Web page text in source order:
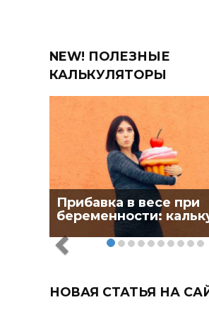
NEW! ПОЛЕЗНЫЕ
КАЛЬКУЛЯТОРЫ
Прибавка в весе при
беременности:
НОВАЯ СТАТЬЯ НА